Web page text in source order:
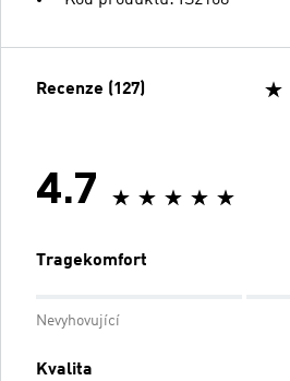
Recenze (127)
4.7
Tragekomfort
Nevyhovující
Kvalita